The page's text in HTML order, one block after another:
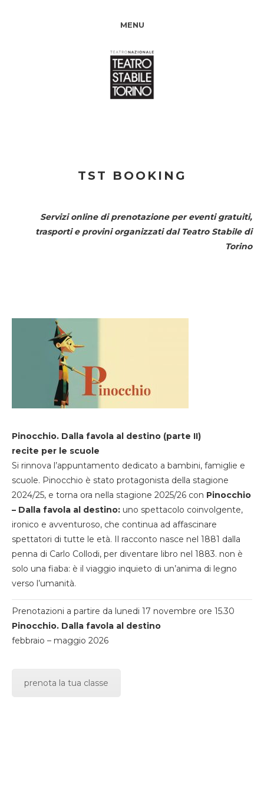
MENU
TST BOOKING
Servizi online di prenotazione per eventi gratuiti,
trasporti e provini organizzati dal Teatro Stabile di
Torino
Pinocchio. Dalla favola al destino (parte II)
recite per le scuole
Si rinnova l’appuntamento dedicato a bambini, famiglie e
scuole. Pinocchio è stato protagonista della stagione
2024/25, e torna ora nella stagione 2025/26 con Pinocchio
– Dalla favola al destino: uno spettacolo coinvolgente,
ironico e avventuroso, che continua ad affascinare
spettatori di tutte le età. Il racconto nasce nel 1881 dalla
penna di Carlo Collodi, per diventare libro nel 1883. non è
solo una fiaba: è il viaggio inquieto di un’anima di legno
verso l’umanità.
Prenotazioni a partire da lunedi 17 novembre ore 15.30
Pinocchio. Dalla favola al destino
febbraio – maggio 2026
prenota la tua classe